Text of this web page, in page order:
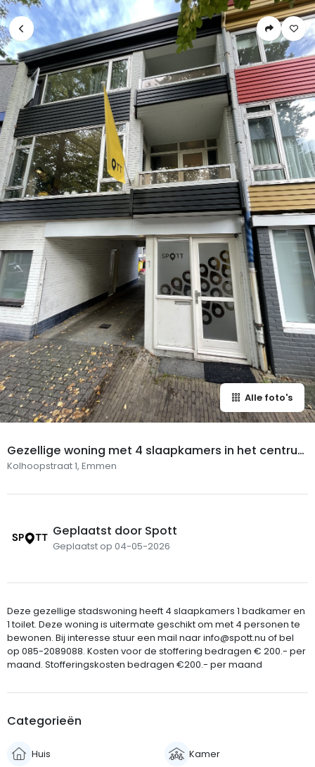
Alle foto's
Gezellige woning met 4 slaapkamers in het centru
m van Emmen
Kolhoopstraat 1, Emmen
Geplaatst door Spott
Geplaatst op 04-05-2026
Deze gezellige stadswoning heeft 4 slaapkamers 1 badkamer en
1 toilet. Deze woning is uitermate geschikt om met 4 personen te
bewonen. Bij interesse stuur een mail naar info@spott.nu of bel
op 085-2089088. Kosten voor de stoffering bedragen € 200.- per
maand. Stofferingskosten bedragen €200.- per maand
Categorieën
Huis Kamer